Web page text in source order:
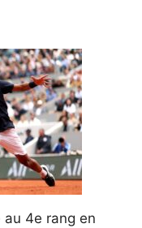
au 4e rang en